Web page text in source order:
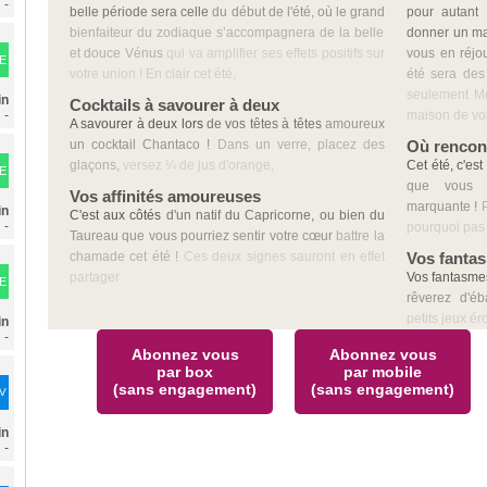
-
-
-
-
-
belle période sera celle du début de l'été, où le grand
bienfaiteur du zodiaque s’accompagnera de la belle
et douce Vénusqui va amplifier ses effets positifs sur
votre union ! En clair cet été,
Cocktails à savourer à deux
A savourer à deux lors de vos têtes à têtesamoureux
un cocktail Chantaco ! Dans un verre, placez des
glaçons, versez ¼ de jus d'orange,
Vos affinités amoureuses
C'est aux côtés d'un natif du Capricorne, ou bien du
Taureau que vous pourriez sentir votre cœur battre la
chamade cet été ! Ces deux signes sauront en effet
partager
pour autant
donner un
vous en
été sera
seulement
maison de
Où
Cet été, c'est
que vous
marquante !
pourquoi
Vos
Vos
rêverez
petits jeux
Abonnez vous
par box
(sans engagement)
Abonnez vous
par mobile
(sans engagement)